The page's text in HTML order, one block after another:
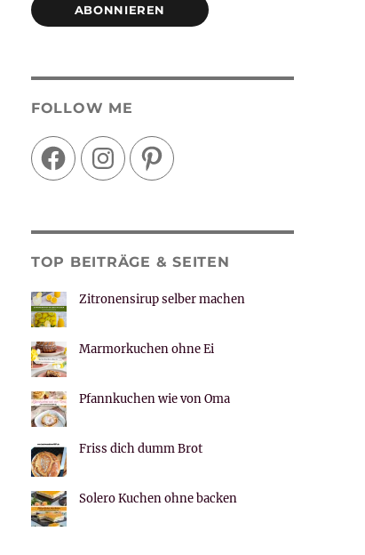
ABONNIEREN
FOLLOW ME
FacebookInstagramPinterest
TOP BEITRÄGE & SEITEN
Zitronensirup selber machen
Marmorkuchen ohne Ei
Pfannkuchen wie von Oma
Friss dich dumm Brot
Solero Kuchen ohne backen